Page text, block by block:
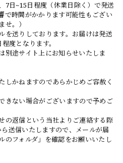
7日~15日程度（休業日除く）で発送
で時間がかかります可能性もござい
せ。）
を送りしております。お届けは発送
度となります。
別途サイト上にお知らせいたしま
かねますのであらかじめご容赦く
きない場合がございますので予めご
の返信という当社よりご連絡する際
ら送信いたしますので、メールが届
のフォルダ」を確認をお願いいたし